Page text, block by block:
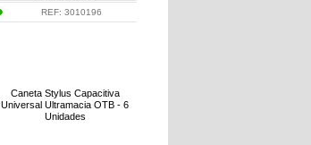
REF:3010196
Caneta Stylus Capacitiva
Universal Ultramacia OTB - 6
Unidades